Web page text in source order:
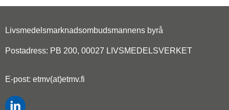
Livsmedelsmarknadsombudsmannens byrå
Postadress: PB 200, 00027 LIVSMEDELSVERKET
E-post: etmv(at)etmv.fi